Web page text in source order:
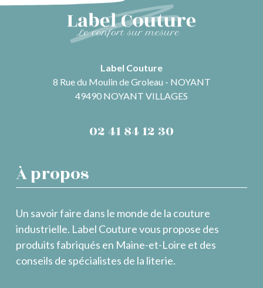
Label Couture
8 Rue du Moulin de Groleau - NOYANT
49490 NOYANT VILLAGES
02 41 84 12 30
À propos
Un savoir faire dans le monde de la couture
industrielle. Label Couture vous propose des
produits fabriqués en Maine-et-Loire et des
conseils de spécialistes de la literie.